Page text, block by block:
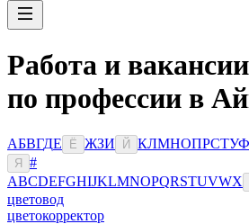
Работа и вакансии
по профессии в
АБВГДЕ Ё ЖЗИ Й КЛМНОПРСТУФ
Я
#
ABCDEFGHIJKLMNOPQRSTUVWX
цветовод
цветокорректор